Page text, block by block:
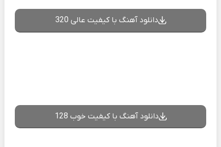
دانلود آهنگ با کیفیت عالی 320
دانلود آهنگ با کیفیت خوب 128